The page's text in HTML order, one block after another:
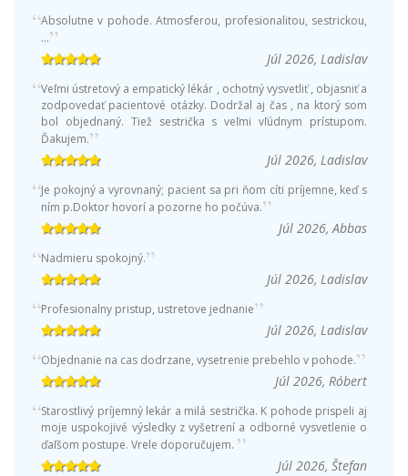
Absolutne v pohode. Atmosferou, profesionalitou, sestrickou,
...
Júl 2026, Ladislav
Veľmi ústretový a empatický lékár , ochotný vysvetliť , objasniť a
zodpovedať pacientové otázky. Dodržal aj čas , na ktorý som
bol objednaný. Tiež sestrička s veľmi vľúdnym prístupom.
Ďakujem.
Júl 2026, Ladislav
Je pokojný a vyrovnaný; pacient sa pri ňom cíti príjemne, keď s
ním p.Doktor hovorí a pozorne ho počúva.
Júl 2026, Abbas
Nadmieru spokojný.
Júl 2026, Ladislav
Profesionalny pristup, ustretove jednanie
Júl 2026, Ladislav
Objednanie na cas dodrzane, vysetrenie prebehlo v pohode.
Júl 2026, Róbert
Starostlivý príjemný lekár a milá sestrička. K pohode prispeli aj
moje uspokojivé výsledky z vyšetrení a odborné vysvetlenie o
ďaľšom postupe. Vrele doporučujem.
Júl 2026, Štefan